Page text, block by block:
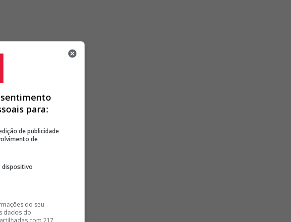
e
para:
de publicidade
de
dispositivo
do seu
dados do
com 217